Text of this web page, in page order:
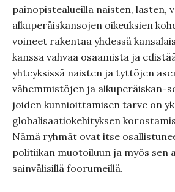
painopistealueilla naisten, lasten,
alkuperäiskansojen oikeuksien
voineet rakentaa yhdessä
kanssa vahvaa osaamista ja
yhteyksissä naisten ja tyttöjen
vähemmistöjen ja alkuperäiskan-
joiden kunnioittamisen tarve on
globalisaatiokehityksen
Nämä ryhmät ovat itse
politiikan muotoiluun ja myös sen
sainvälisillä foorumeillä.